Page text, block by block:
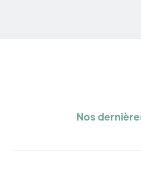
Nos